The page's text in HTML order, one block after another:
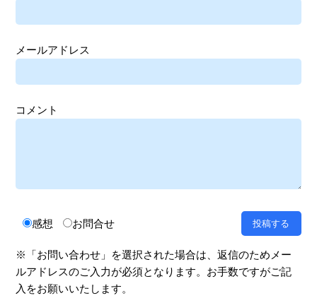
メールアドレス
コメント
感想 お問合せ
※「お問い合わせ」を選択された場合は、返信のためメー
ルアドレスのご入力が必須となります。お手数ですがご記
入をお願いいたします。